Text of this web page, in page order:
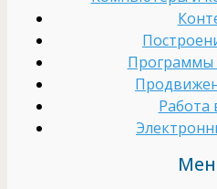
Программы
Работа